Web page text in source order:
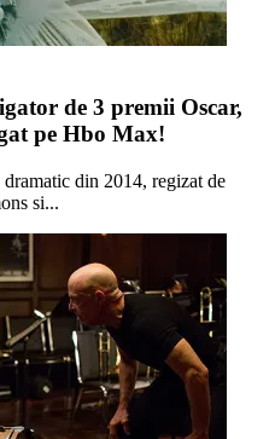
de 3 premii Oscar,
pe Hbo Max!
din 2014, regizat de
si...